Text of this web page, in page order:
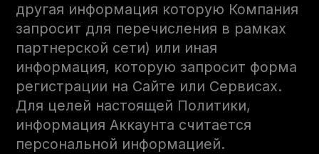
другая информация которую Компания
запросит для перечисления в рамках
партнерской сети) или иная
информация, которую запросит форма
регистрации на Сайте или Сервисах.
Для целей настоящей Политики,
информация Аккаунта считается
персональной информацией.